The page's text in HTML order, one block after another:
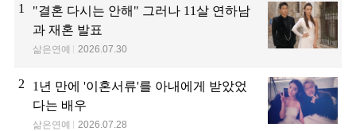
1
"결혼 다시는 안해" 그러나 11살 연하남
과 재혼 발표
삶은연예 2026.07.30
2
1년 만에 '이혼서류'를 아내에게 받았었
다는 배우
삶은연예 2026.07.28